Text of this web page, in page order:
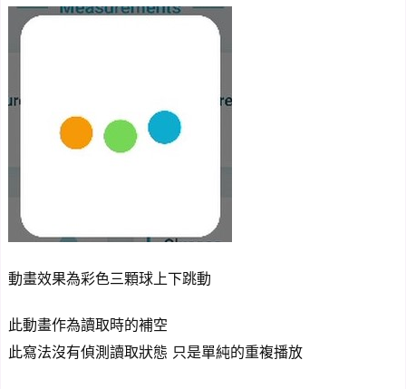
動畫效果為彩色三顆球上下跳動
此動畫作為讀取時的補空
此寫法沒有偵測讀取狀態 只是單純的重複播放